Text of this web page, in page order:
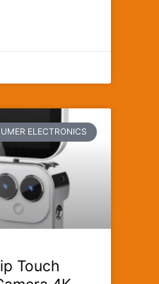
ELECTRONICS
Touch